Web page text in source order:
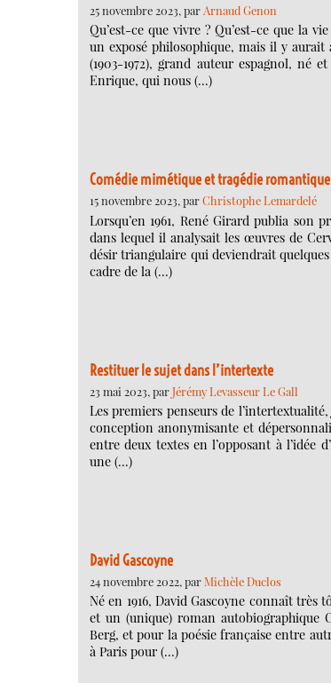
25 novembre 2023, parArnaud Genon
Qu’est-ce que vivre ? Qu’est-ce que la
un exposé philosophique, mais il y
(1903-1972), grand auteur espagnol, né
Enrique, qui nous (…)
Comédie mimétique et tragédie romantique
15 novembre 2023, parChristophe Lemardelé
Lorsqu’en 1961, René Girard publia
dans lequel il analysait les œuvres de
désir triangulaire qui deviendrait
cadre de la (…)
Restituer le sujet dans l’intertexte
23 mai 2023, parJérémy Levasseur Le Gall
Les premiers penseurs de
conception anonymisante et
entre deux textes en l’opposant à
une (…)
David Gascoyne
24 novembre 2022, parMichèle Duclos
Né en 1916, David Gascoyne connaît
et un (unique) roman autobiographique
Berg, et pour la poésie française entre
à Paris pour (…)